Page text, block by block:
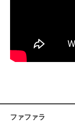
ファファラ